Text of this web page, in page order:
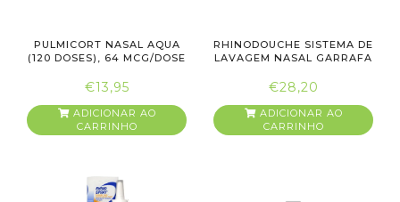
PULMICORT NASAL AQUA
(120 DOSES), 64 MCG/DOSE
€13,95
ADICIONAR AO
CARRINHO
RHINODOUCHE SISTEMA DE
LAVAGEM NASAL GARRAFA
€28,20
ADICIONAR AO
CARRINHO